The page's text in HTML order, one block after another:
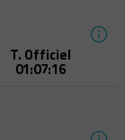
T. Officiel
01:07:16